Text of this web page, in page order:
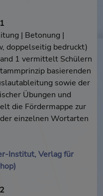
| Betonung |
doppelseitig bedruckt)
1 vermittelt Schülern
basierenden
sowie der
Übungen und
die Fördermappe zur
einzelnen Wortarten
Institut, Verlag für